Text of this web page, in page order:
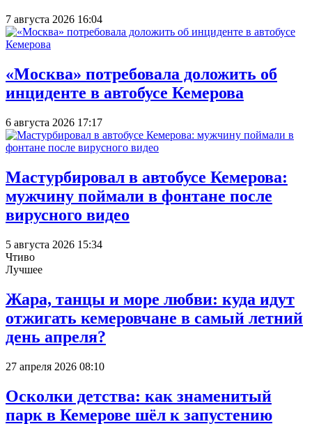
7 августа 2026 16:04
«Москва» потребовала доложить об
инциденте в автобусе Кемерова
6 августа 2026 17:17
Мастурбировал в автобусе Кемерова:
мужчину поймали в фонтане после
вирусного видео
5 августа 2026 15:34
Чтиво
Лучшее
Жара, танцы и море любви: куда идут
отжигать кемеровчане в самый летний
день апреля?
27 апреля 2026 08:10
Осколки детства: как знаменитый
парк в Кемерове шёл к запустению